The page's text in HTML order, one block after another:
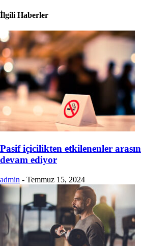
İlgili Haberler
Pasif içicilikten etkilenenler
devam ediyor
admin - Temmuz 15, 2024